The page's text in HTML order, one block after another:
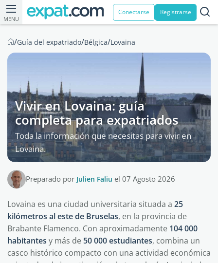
MENU
Conectarse Registrarse
/Guía del expatriado/Bélgica/Lovaina
Vivir en Lovaina: guía
completa para expatriados
Toda la información que necesitas para vivir en
Lovaina.
Preparado por Julien Faliu el 07 Agosto 2026
Lovaina es una ciudad universitaria situada a 25
kilómetros al este de Bruselas, en la provincia de
Brabante Flamenco. Con aproximadamente 104 000
habitantes y más de 50 000 estudiantes, combina un
casco histórico compacto con una actividad económica